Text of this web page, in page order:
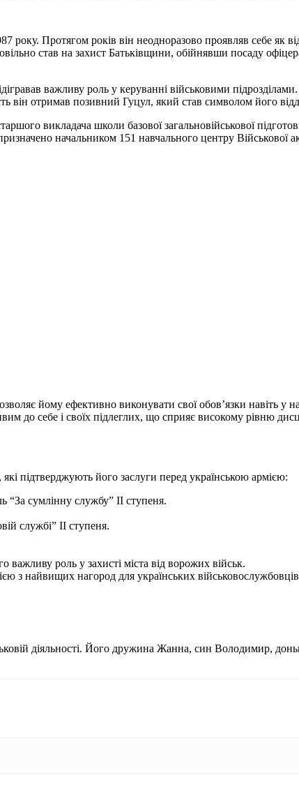
Протягом років він неодноразово проявляв себе як
став на захист Батьківщини, обійнявши посаду
важливу роль у керуванні військовими
отримав позивний Гуцул, який став символом його
викладача школи базової загальновійськової
начальником 151 навчального центру
йому ефективно виконувати свої обов’язки навіть
до себе і своїх підлеглих, що сприяє високому рівню
підтверджують його заслуги перед українською армією:
“За сумлінну службу” II ступеня.
службі” II ступеня.
важливу роль у захисті міста від ворожих військ.
з найвищих нагород для українських
діяльності. Його дружина Жанна, син Володимир,